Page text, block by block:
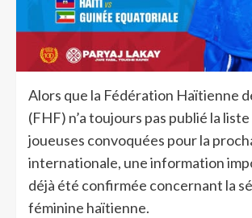
Alors que la Fédération Haïtienne
(FHF) n’a toujours pas publié la
joueuses convoquées pour la
internationale, une information
déjà été confirmée concernant la
féminine haïtienne.